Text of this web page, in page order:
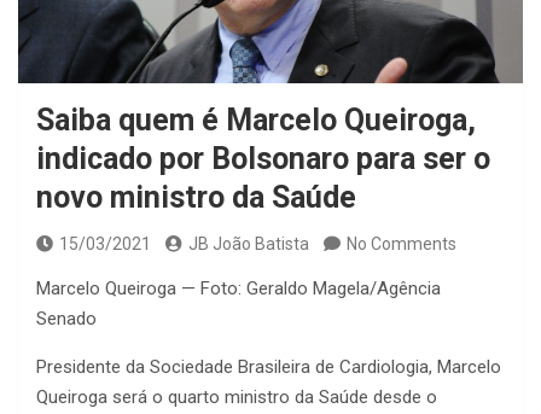
Saiba quem é Marcelo Queiroga,
indicado por Bolsonaro para ser o
novo ministro da Saúde
15/03/2021 JB João Batista No Comments
Marcelo Queiroga — Foto: Geraldo Magela/Agência
Senado
Presidente da Sociedade Brasileira de Cardiologia, Marcelo
Queiroga será o quarto ministro da Saúde desde o